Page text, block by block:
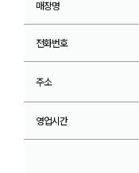
매장명
전화번호
주소
영업시간